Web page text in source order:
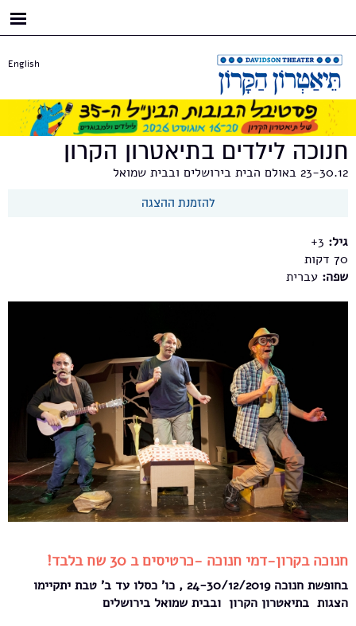
English
חנוכה לילדים בתיאטרון הקרון
23-30.12 באולם הבית בירושלים ובבית שמואל
להזמנת ההצגה
גיל: 3+
70
שפה: עברית
חנוכה בקרון-דמי חנוכה -כרטיסים ב 30 שח בלבד!
בחופשת חנוכה 24-30/12/2019 , כו' כסלו עד ב' טבת יתקיימו
הצגות בתיאטרון הקרון ובבית שמואל בירושלים